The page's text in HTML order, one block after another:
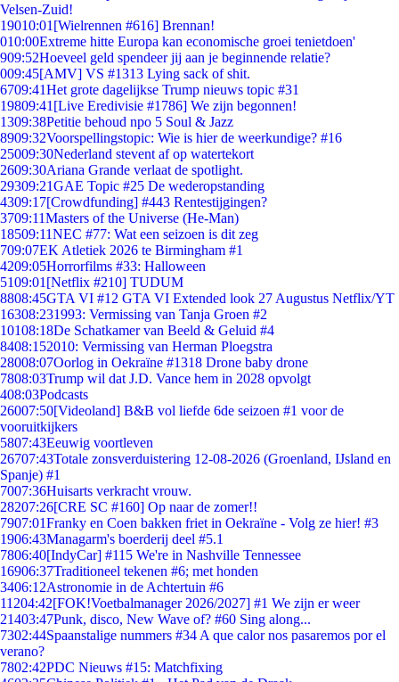
Velsen-Zuid!
19010:01 [Wielrennen #616] Brennan!
010:00Extreme hitte Europa kan economische groei tenietdoen'
909:52Hoeveel geld spendeer jij aan je beginnende relatie?
009:45[AMV] VS #1313 Lying sack of shit.
6709:41Het grote dagelijkse Trump nieuws topic #31
19809:41 [Live Eredivisie #1786] We zijn begonnen!
1309:38Petitie behoud npo 5 Soul & Jazz
8909:32Voorspellingstopic: Wie is hier de weerkundige? #16
25009:30Nederland stevent af op watertekort
2609:30Ariana Grande verlaat de spotlight.
29309:21GAE Topic #25 De wederopstanding
4309:17[Crowdfunding] #443 Rentestijgingen?
3709:11Masters of the Universe (He-Man)
18509:11NEC #77: Wat een seizoen is dit zeg
709:07EK Atletiek 2026 te Birmingham #1
4209:05Horrorfilms #33: Halloween
5109:01 [Netflix #210] TUDUM
8808:45GTA VI #12 GTA VI Extended look 27 Augustus Netflix/YT
16308:231993: Vermissing van Tanja Groen #2
10108:18De Schatkamer van Beeld & Geluid #4
8408:152010: Vermissing van Herman Ploegstra
28008:07Oorlog in Oekraïne #1318 Drone baby drone
7808:03Trump wil dat J.D. Vance hem in 2028 opvolgt
408:03Podcasts
26007:50[Videoland] B&B vol liefde 6de seizoen #1 voor de
vooruitkijkers
5807:43Eeuwig voortleven
26707:43Totale zonsverduistering 12-08-2026 (Groenland, IJsland en
Spanje) #1
7007:36Huisarts verkracht vrouw.
28207:26[CRE SC #160] Op naar de zomer!!
7907:01Franky en Coen bakken friet in Oekraïne - Volg ze hier! #3
1906:43Managarm's boerderij deel #5.1
7806:40[IndyCar] #115 We're in Nashville Tennessee
16906:37Traditioneel tekenen #6; met honden
3406:12Astronomie in de Achtertuin #6
11204:42[FOK!Voetbalmanager 2026/2027] #1 We zijn er weer
21403:47Punk, disco, New Wave of? #60 Sing along...
7302:44Spaanstalige nummers #34 A que calor nos pasaremos por el
verano?
7802:42PDC Nieuws #15: Matchfixing